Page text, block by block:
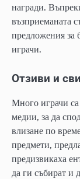
награди.
възприеманата
предложения за
играчи.
Отзиви и
Много играчи
медии, за да
влизане по
предмети,
предизвикаха
да ги събират и